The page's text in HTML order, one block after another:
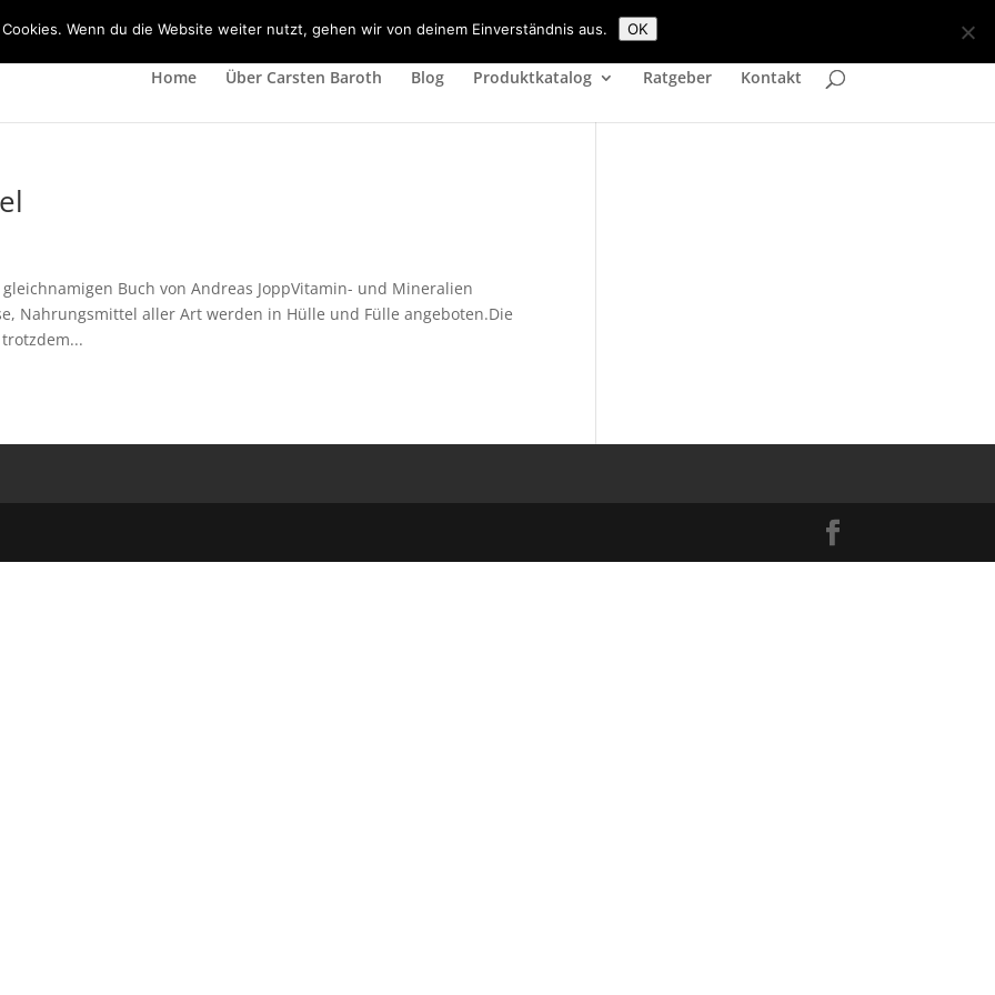
Home Über Carsten Baroth Blog Produktkatalog Ratgeber Kontakt
Buch von Andreas JoppVitamin- und Mineralien
Nahrungsmittel aller Art werden in Hülle und Fülle angeboten.Die
Wenn du die Website weiter nutzt, gehen wir von deinem Einverständnis aus. OK